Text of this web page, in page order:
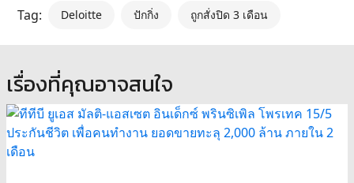
Tag: Deloitte ปักกิ่ง ถูกสั่งปิด 3 เดือน
เรื่องที่คุณอาจสนใจ